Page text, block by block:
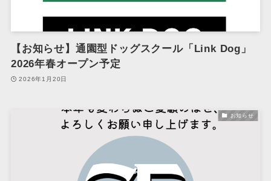
【お知らせ】通園型ドッグスクール「Link Dog」
2026年春オープン予定
2026年1月20日
お知らせ